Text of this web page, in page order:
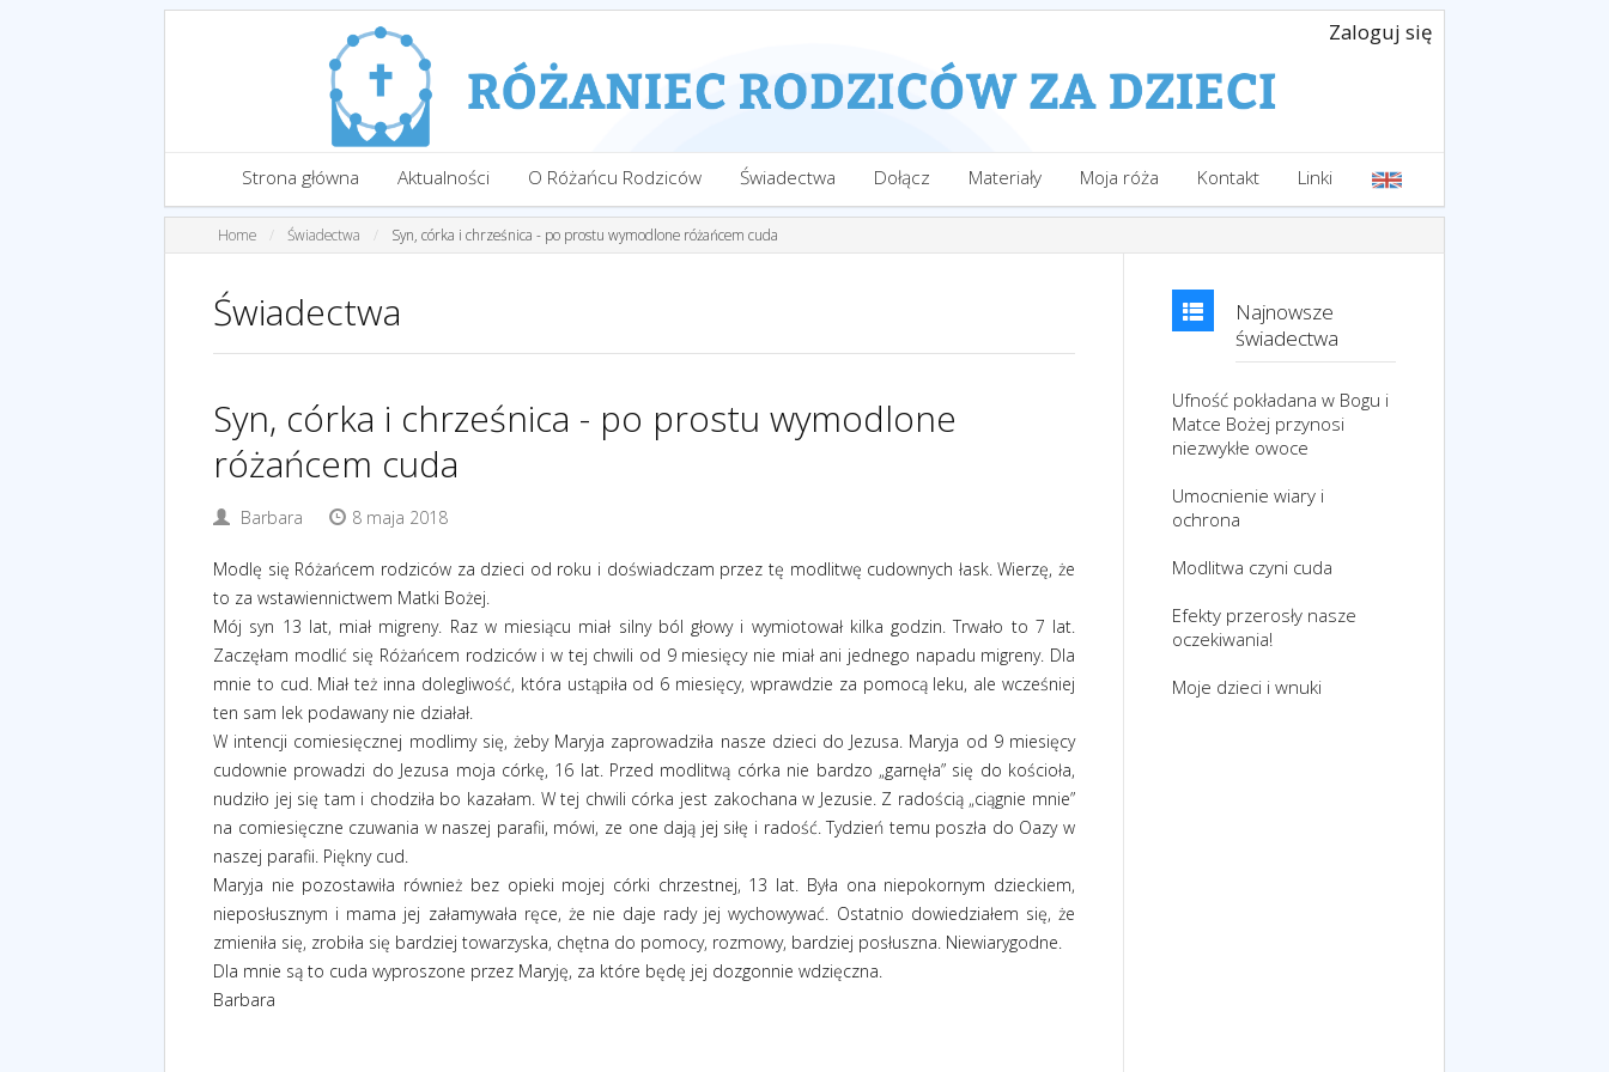
Zaloguj się
Strona główna Aktualności O Różańcu Rodziców Świadectwa Dołącz Materiały Moja róża Kontakt Linki
Home Świadectwa Syn, córka i chrześnica - po prostu wymodlone różańcem cuda
Świadectwa
Syn, córka i chrześnica - po prostu wymodlone
różańcem cuda
Barbara 8 maja 2018
Modlę się Różańcem rodziców za dzieci od roku i doświadczam przez tę modlitwę cudownych łask. Wierzę, że
to za wstawiennictwem Matki Bożej.
Mój syn 13 lat, miał migreny. Raz w miesiącu miał silny ból głowy i wymiotował kilka godzin. Trwało to 7 lat.
Zaczęłam modlić się Różańcem rodziców i w tej chwili od 9 miesięcy nie miał ani jednego napadu migreny. Dla
mnie to cud. Miał też inna dolegliwość, która ustąpiła od 6 miesięcy, wprawdzie za pomocą leku, ale wcześniej
ten sam lek podawany nie działał.
W intencji comiesięcznej modlimy się, żeby Maryja zaprowadziła nasze dzieci do Jezusa. Maryja od 9 miesięcy
cudownie prowadzi do Jezusa moja córkę, 16 lat. Przed modlitwą córka nie bardzo „garnęła” się do kościoła,
nudziło jej się tam i chodziła bo kazałam. W tej chwili córka jest zakochana w Jezusie. Z radością „ciągnie mnie”
na comiesięczne czuwania w naszej parafii, mówi, ze one dają jej siłę i radość. Tydzień temu poszła do Oazy w
naszej parafii. Piękny cud.
Maryja nie pozostawiła również bez opieki mojej córki chrzestnej, 13 lat. Była ona niepokornym dzieckiem,
nieposłusznym i mama jej załamywała ręce, że nie daje rady jej wychowywać. Ostatnio dowiedziałem się, że
zmieniła się, zrobiła się bardziej towarzyska, chętna do pomocy, rozmowy, bardziej posłuszna. Niewiarygodne.
Dla mnie są to cuda wyproszone przez Maryję, za które będę jej dozgonnie wdzięczna.
Barbara
Najnowsze
świadectwa
Ufność pokładana w Bogu i
Matce Bożej przynosi
niezwykłe owoce
Umocnienie wiary i
ochrona
Modlitwa czyni cuda
Efekty przerosły nasze
oczekiwania!
Moje dzieci i wnuki